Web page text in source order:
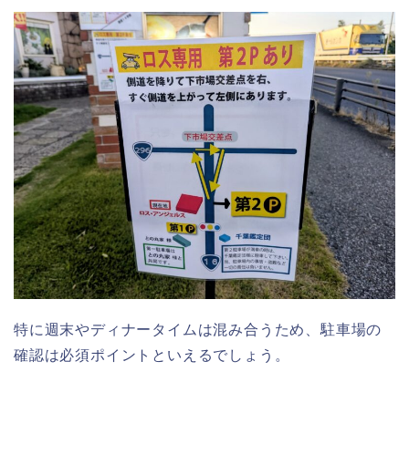
特に週末やディナータイムは混み合うため、駐車場の
確認は必須ポイントといえるでしょう。